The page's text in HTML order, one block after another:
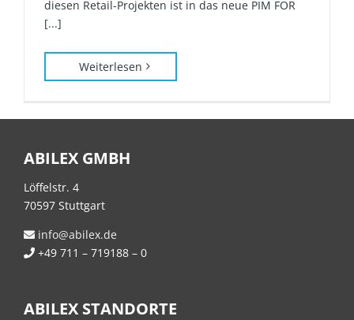
diesen Retail-Projekten ist in das neue PIM FOR
[...]
Weiterlesen
ABILEX GMBH
Löffelstr. 4
70597 Stuttgart
info@abilex.de
+49 711 – 719188 – 0
ABILEX STANDORTE